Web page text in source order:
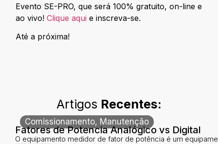
Evento SE-PRO, que será 100% gratuito, on-line e
ao vivo!Clique aqui e inscreva-se.
Até a próxima!
Artigos Recentes:
Comissionamento, Manutenção
Fatores de Potencia Analógico vs Digital
O equipamento medidor de fator de potência é um